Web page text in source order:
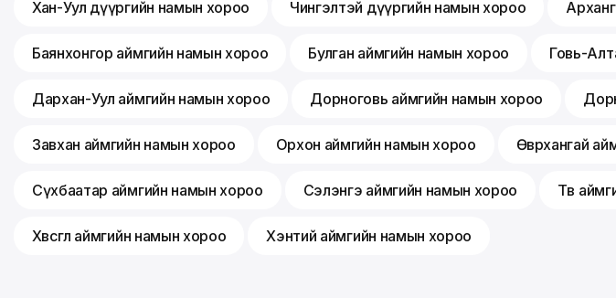
Хан-Уул дүүргийн намын хороо Чингэлтэй дүүргийн намын хороо
Баянхонгор аймгийн намын хороо Булган аймгийн намын хороо Говь-
Дархан-Уул аймгийн намын хороо Дорноговь аймгийн намын хороо
Завхан аймгийн намын хороо Орхон аймгийн намын хороо Өвөрхангай
Сүхбаатар аймгийн намын хороо Сэлэнгэ аймгийн намын хороо Төв
Хөвсгөл аймгийн намын хороо Хэнтий аймгийн намын хороо